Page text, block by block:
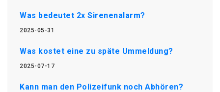
Was bedeutet 2x Sirenenalarm?
2025-05-31
Was kostet eine zu späte Ummeldung?
2025-07-17
Kann man den Polizeifunk noch Abhören?